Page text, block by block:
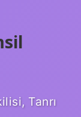
Tanrı